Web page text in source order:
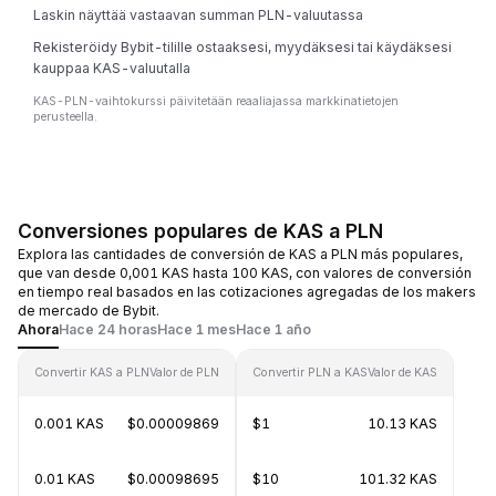
Laskin näyttää vastaavan summan PLN-valuutassa
Rekisteröidy Bybit-tilille ostaaksesi, myydäksesi tai käydäksesi
kauppaa KAS-valuutalla
KAS-PLN-vaihtokurssi päivitetään reaaliajassa markkinatietojen
perusteella.
Conversiones populares de KAS a PLN
Explora las cantidades de conversión de KAS a PLN más populares,
que van desde 0,001 KAS hasta 100 KAS, con valores de conversión
en tiempo real basados en las cotizaciones agregadas de los makers
de mercado de Bybit.
AhoraHace 24 horasHace 1 mesHace 1 año
Convertir KAS a PLNValor de PLN
0.001 KAS $0.00009869
0.01 KAS $0.00098695
Convertir PLN a KASValor de KAS
$1 10.13 KAS
$10 101.32 KAS